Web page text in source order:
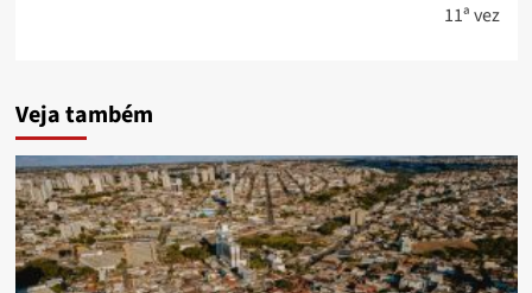
11ª vez
Veja também